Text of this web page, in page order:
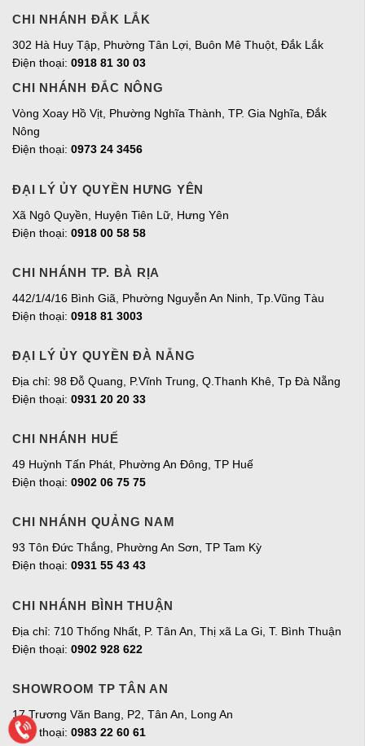
CHI NHÁNH ĐẮK LẮK
302 Hà Huy Tập, Phường Tân Lợi, Buôn Mê Thuột, Đắk Lắk
Điện thoại: 0918 81 30 03
CHI NHÁNH ĐẮC NÔNG
Vòng Xoay Hồ Vịt, Phường Nghĩa Thành, TP. Gia Nghĩa, Đắk
Nông
Điện thoại: 0973 24 3456
ĐẠI LÝ ỦY QUYỀN HƯNG YÊN
Xã Ngô Quyền, Huyện Tiên Lữ, Hưng Yên
Điện thoại: 0918 00 58 58
CHI NHÁNH TP. BÀ RỊA
442/1/4/16 Bình Giã, Phường Nguyễn An Ninh, Tp.Vũng Tàu
Điện thoại: 0918 81 3003
ĐẠI LÝ ỦY QUYỀN ĐÀ NẴNG
Địa chỉ: 98 Đỗ Quang, P.Vĩnh Trung, Q.Thanh Khê, Tp Đà Nẵng
Điện thoại: 0931 20 20 33
CHI NHÁNH HUẾ
49 Huỳnh Tấn Phát, Phường An Đông, TP Huế
Điện thoại: 0902 06 75 75
CHI NHÁNH QUẢNG NAM
93 Tôn Đức Thắng, Phường An Sơn, TP Tam Kỳ
Điện thoại: 0931 55 43 43
CHI NHÁNH BÌNH THUẬN
Địa chỉ: 710 Thống Nhất, P. Tân An, Thị xã La Gi, T. Bình Thuận
Điện thoại: 0902 928 622
SHOWROOM TP TÂN AN
17 Trương Văn Bang, P2, Tân An, Long An
Điện thoại: 0983 22 60 61